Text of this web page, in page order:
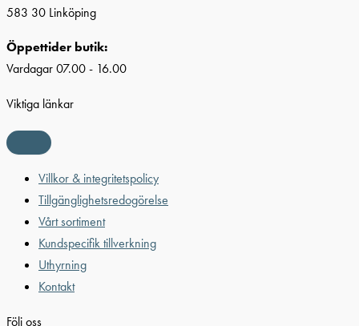
583 30 Linköping
Öppettider butik:
Vardagar 07.00 - 16.00
Viktiga länkar
Villkor & integritetspolicy
Tillgänglighetsredogörelse
Vårt sortiment
Kundspecifik tillverkning
Uthyrning
Kontakt
Följ oss